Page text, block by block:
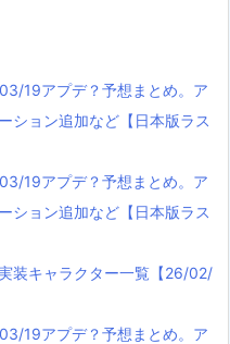
19アプデ？予想まとめ。ア
ション追加など【日本版ラス
19アプデ？予想まとめ。ア
ション追加など【日本版ラス
装キャラクター一覧【26/02/
19アプデ？予想まとめ。ア